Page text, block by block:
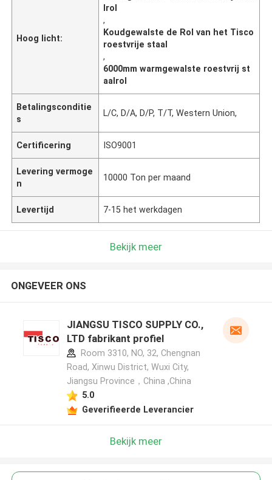
Hoog licht:
lrol
,
Koudgewalste de Rol van het Tisco
roestvrije staal
,
6000mm warmgewalste roestvrij st
aalrol
Betalingsconditie
s
L/C, D/A, D/P, T/T, Western Union,
Certificering ISO9001
Levering vermoge
n
10000 Ton per maand
Levertijd 7-15 het werkdagen
Bekijk meer
ONGEVEER ONS
JIANGSU TISCO SUPPLY CO.,
LTD fabrikant profiel
Room 3310, NO, 32, Chengnan
Road, Xinwu District, Wuxi City,
Jiangsu Province，China ,China
5.0
Geverifieerde Leverancier
Bekijk meer